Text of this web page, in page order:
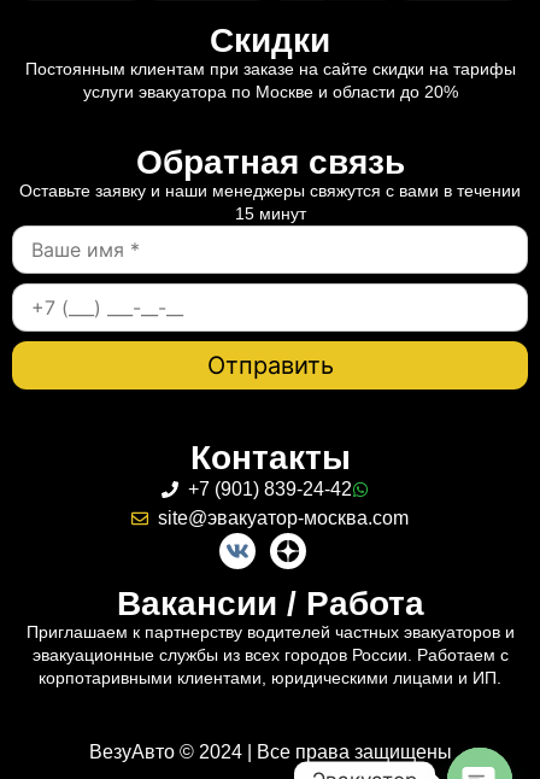
Скидки
Постоянным клиентам при заказе на сайте скидки на тарифы
услуги эвакуатора по Москве и области до 20%
Обратная связь
Оставьте заявку и наши менеджеры свяжутся с вами в течении
15 минут
Контакты
+7 (901) 839-24-42
site@эвакуатор-москва.com
Вакансии / Работа
Приглашаем к партнерству водителей частных эвакуаторов и
эвакуационные службы из всех городов России. Работаем с
корпотаривными клиентами, юридическими лицами и ИП.
ВезуАвто © 2024 | Все права защищены